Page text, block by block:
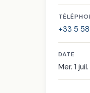
+33 5
DATE
Mer. 1